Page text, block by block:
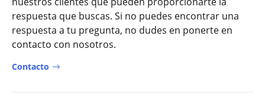
respuesta que buscas. Si no puedes encontrar una
respuesta a tu pregunta, no dudes en ponerte en
contacto con nosotros.
Contacto